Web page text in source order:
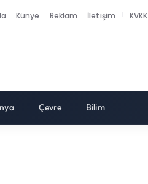
Künye Reklam İletişim KVKK
Çevre Bilim